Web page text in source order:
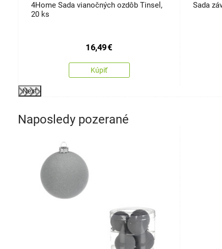
4Home Sada vianočných ozdôb Tinsel,
20 ks
16,49€
Kúpiť
Sada
Next
Naposledy pozerané